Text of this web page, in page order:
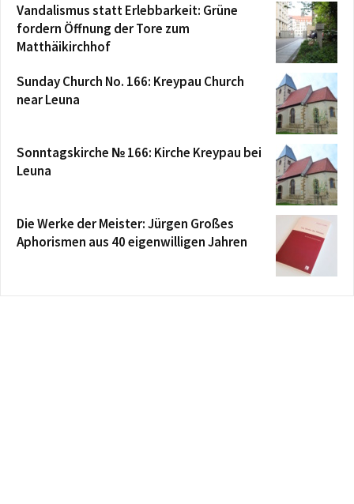
Vandalismus statt Erlebbarkeit: Grüne
fordern Öffnung der Tore zum
Matthäikirchhof
Sunday Church No. 166: Kreypau Church
near Leuna
Sonntagskirche № 166: Kirche Kreypau bei
Leuna
Die Werke der Meister: Jürgen Großes
Aphorismen aus 40 eigenwilligen Jahren